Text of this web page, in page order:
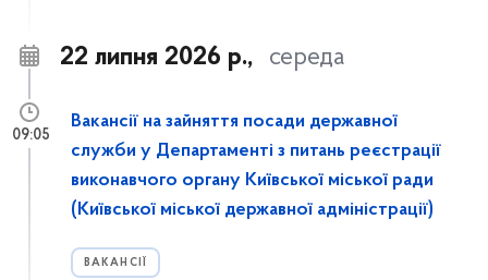
22 липня 2026 р., середа
Вакансії на зайняття посади державної
служби у Департаменті з питань реєстрації
виконавчого органу Київської міської ради
(Київської міської державної адміністрації)
ВАКАНСІЇ
09:05